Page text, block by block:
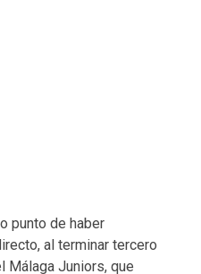
punto de haber
al terminar tercero
Málaga Juniors, que